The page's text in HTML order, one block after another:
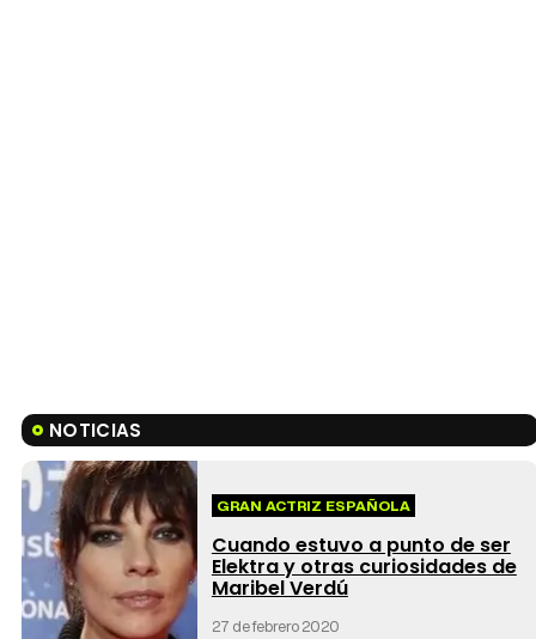
NOTICIAS
GRAN ACTRIZ ESPAÑOLA
Cuando estuvo a punto de ser
Elektra y otras curiosidades de
Maribel Verdú
27 de febrero 2020